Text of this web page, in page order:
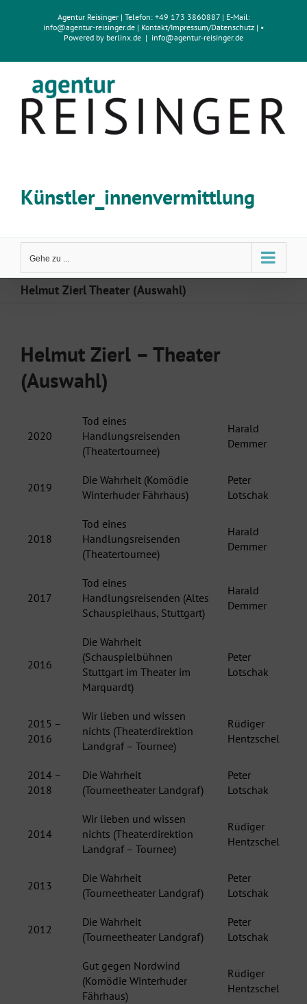
Agentur Reisinger| Telefon: +49 173 3860887 | E-Mail:
info@agentur-reisinger.de | Kontakt/Impressum/Datenschutz | •
Powered by berlinx.de | info@agentur-reisinger.de
Künstler_innenvermittlung
Gehe zu ...
Helmut Zierl Theater (Auswahl)
Helmut Zierl – Theater
(Auswahl)
2020
Tod eines
Handlungsreisenden
(Theatertournee)
Harald
Demmer
2019
Die Wahrheit (Komödie
Winterhuder Fährhaus)
Peter
Lotschak
2018
Tod eines
Handlungsreisenden
(Theatertournee)
Harald
Demmer
2017
Tod eines
Handlungsreisenden (Altes
Schauspielhaus, Stuttgart)
Harald
Demmer
2016
Die Wahrheit
(Schauspielbühnen
Stuttgart im Theater im
Marquardt)
Peter
Lotschak
2015 –
2016
Wir lieben und wissen
nichts (Theaterdirektion
Landgraf – Tournee)
Rüdiger
Hentzschel
2014 –
2018
Die Wahrheit
(Tourneetheater Landgraf)
Peter
Lotschak
2014
Wir lieben und wissen
nichts (Theaterdirektion
Landgraf – Tournee)
Rüdiger
Hentzschel
2013
Die Wahrheit
(Tourneetheater Landgraf)
Peter
Lotschak
2012
Die Wahrheit
(Tourneetheater Landgraf)
Peter
Lotschak
Gut gegen Nordwind
(Komödie Winterhuder
Fährhaus)
Rüdiger
Hentzschel